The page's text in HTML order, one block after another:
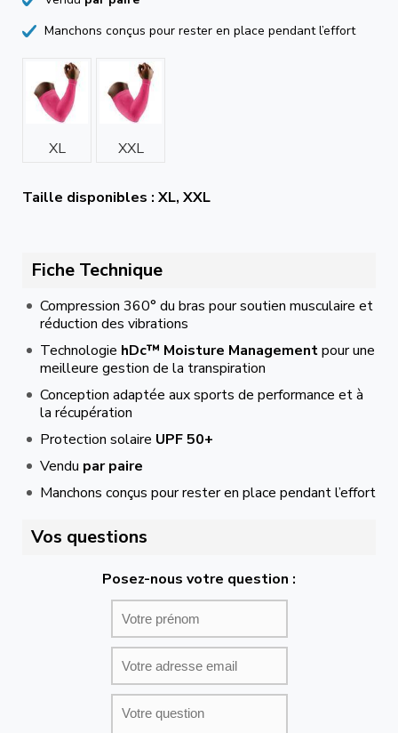
Manchons conçus pour rester en place pendant l’effort
XL XXL
Taille disponibles : XL, XXL
Fiche Technique
Compression 360° du bras pour soutien musculaire et
réduction des vibrations
Technologie hDc™ Moisture Managementpour une
meilleure gestion de la transpiration
Conception adaptée aux sports de performance et à
la récupération
Protection solaire UPF 50+
Vendu par paire
Manchons conçus pour rester en place pendant l’effort
Vos questions
Posez-nous votre question :